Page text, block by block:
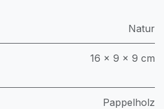
Natur
16 × 9 × 9 cm
Pappelholz